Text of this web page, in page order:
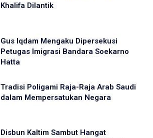
Khalifa Dilantik
Gus Iqdam Mengaku Dipersekusi
Petugas Imigrasi Bandara Soekarno
Hatta
Tradisi Poligami Raja-Raja Arab Saudi
dalam Mempersatukan Negara
Disbun Kaltim Sambut Hangat